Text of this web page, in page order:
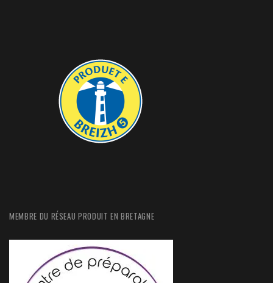
MEMBRE DU RÉSEAU PRODUIT EN BRETAGNE